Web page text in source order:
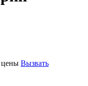
цены Вызвать